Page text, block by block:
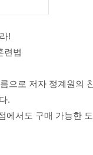
!
련법
으로 저자 정계원의
.
에서도 구매 가능한